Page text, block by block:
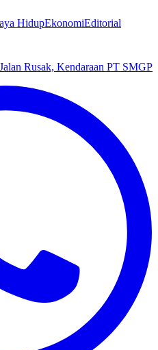
HidupEkonomiEditorial
Jalan Rusak, Kendaraan PT SMGP